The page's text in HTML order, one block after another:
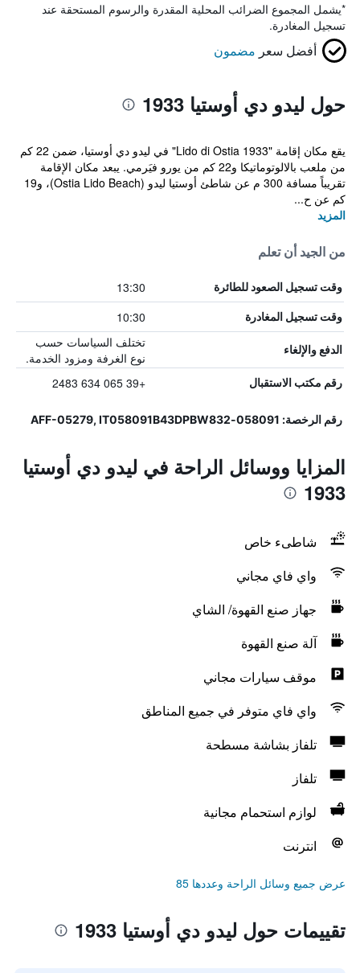
*يشمل المجموع الضرائب المحلية المقدرة والرسوم المستحقة عند
تسجيل المغادرة.
أفضل سعر مضمون
حول ليدو دي أوستيا 1933
يقع مكان إقامة "Lido di Ostia 1933" في ليدو دي أوستيا، ضمن 22 كم
من ملعب بالالوتوماتيكا و22 كم من يورو فيَرمي. يبعد مكان الإقامة
تقريباً مسافة 300 م عن شاطئ أوستيا ليدو (Ostia Lido Beach)، و19
كم عن ح...
المزيد
من الجيد أن تعلم
وقت تسجيل الصعود للطائرة 13:30
وقت تسجيل المغادرة 10:30
الدفع والإلغاء
تختلف السياسات حسب
نوع الغرفة ومزود الخدمة.
رقم مكتب الاستقبال +39 065 634 2483
رقم الرخصة: 058091-AFF-05279, IT058091B43DPBW832
المزايا ووسائل الراحة في ليدو دي أوستيا
1933
شاطىء خاص
واي فاي مجاني
جهاز صنع القهوة/ الشاي
آلة صنع القهوة
موقف سيارات مجاني
واي فاي متوفر في جميع المناطق
تلفاز بشاشة مسطحة
تلفاز
لوازم استحمام مجانية
انترنت
عرض جميع وسائل الراحة وعددها 85
تقييمات حول ليدو دي أوستيا 1933